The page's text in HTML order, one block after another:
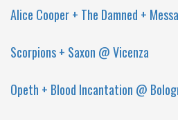
Alice Cooper + The Damned +
Scorpions + Saxon @ Vicenza
Opeth + Blood Incantation @